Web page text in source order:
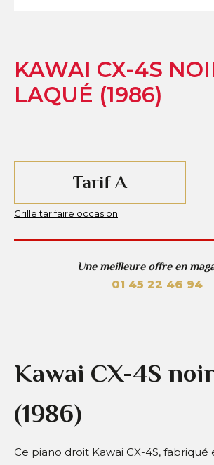
KAWAI CX-4S
LAQUÉ (1986)
Tarif A
Grille tarifaire occasion
Une meilleure offre en
01 45 22 46 94
Kawai CX-4S
(1986)
Ce piano droit Kawai CX-4S, fabriqué